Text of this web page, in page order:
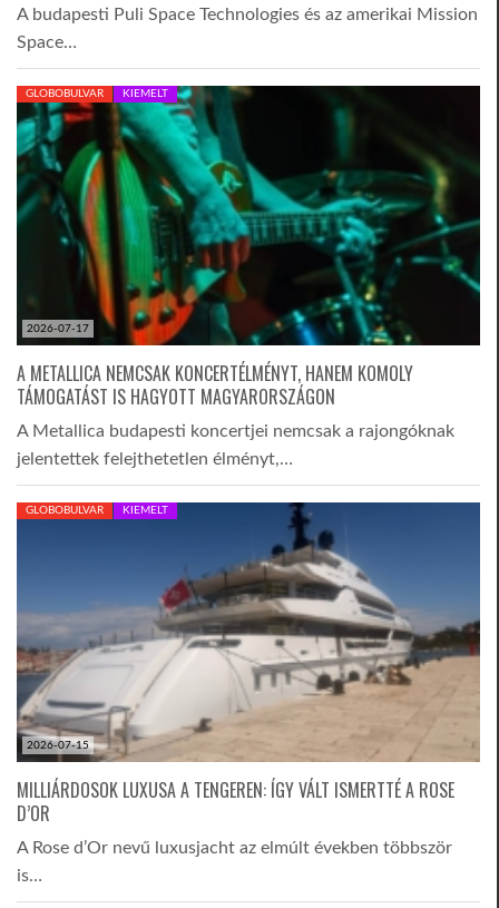
A budapesti Puli Space Technologies és az amerikai Mission
Space…
2026-07-17
GLOBOBULVAR KIEMELT
A METALLICA NEMCSAK KONCERTÉLMÉNYT, HANEM KOMOLY
TÁMOGATÁST IS HAGYOTT MAGYARORSZÁGON
A Metallica budapesti koncertjei nemcsak a rajongóknak
jelentettek felejthetetlen élményt,…
2026-07-15
GLOBOBULVAR KIEMELT
MILLIÁRDOSOK LUXUSA A TENGEREN: ÍGY VÁLT ISMERTTÉ A ROSE
D’OR
A Rose d’Or nevű luxusjacht az elmúlt években többször
is…